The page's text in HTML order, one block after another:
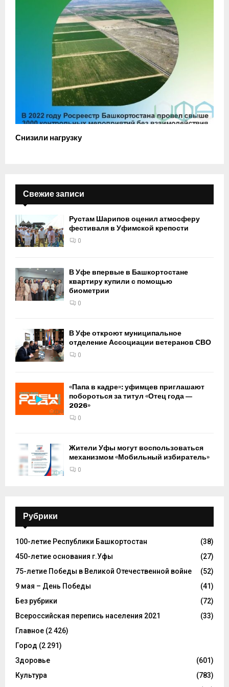
Снизили нагрузку
Свежие записи
Рустам Шарипов оценил атмосферу
фестиваля в Уфимской крепости
0
В Уфе впервые в Башкортостане
квартиру купили с помощью
биометрии
0
В Уфе откроют муниципальное
отделение Ассоциации ветеранов СВО
0
«Папа в кадре»: уфимцев приглашают
побороться за титул «Отец года —
2026»
0
Жители Уфы могут воспользоваться
механизмом «Мобильный избиратель»
0
Рубрики
100-летие Республики Башкортостан
(38)
450-летие основания г.Уфы
(27)
75-летие Победы в Великой Отечественной войне
(52)
9 мая – День Победы
(41)
Без рубрики
(72)
Всероссийская перепись населения 2021
(33)
Главное (2 426)
Город (2 291)
Здоровье
(601)
Культура
(783)